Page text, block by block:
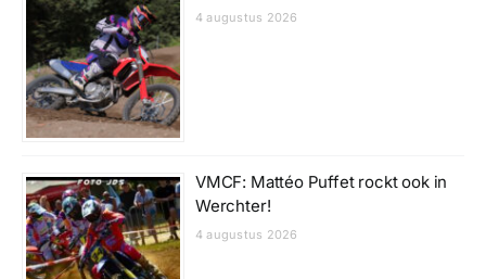
4 augustus 2026
VMCF: Mattéo Puffet rockt ook in
Werchter!
4 augustus 2026